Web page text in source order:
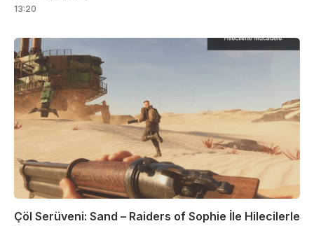
13:20
Çöl Serüveni: Sand – Raiders of Sophie İle Hilecilerle